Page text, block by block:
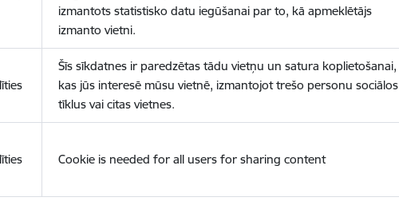
izmantots statistisko datu iegūšanai par to, kā apmeklētājs
izmanto vietni.
Šīs sīkdatnes ir paredzētas tādu vietņu un satura koplietošanai,
kas jūs interesē mūsu vietnē, izmantojot trešo personu sociālos
tīklus vai citas vietnes.
Cookie is needed for all users for sharing content